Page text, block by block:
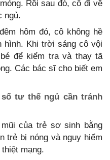
Rồi sau đó, cô đi về
ngủ.
hôm đó, cô không hề
hình. Khi trời sáng cô vội
để kiểm tra và thay tã
Các bác sĩ cho biết em
tư thế ngủ cần tránh
của trẻ sơ sinh bằng
trẻ bị nóng và nguy hiểm
mạng.